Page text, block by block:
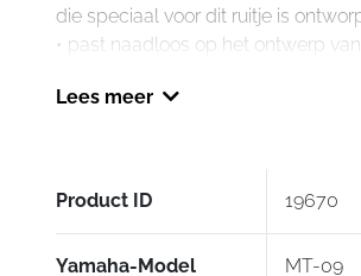
die speciaal voor dit ruitje is
• past naadloos op het ontwerp
• met MT-09 logo
prijs: €164,50
origineel accessoire nummer
Lees meer
Product ID 19670
Yamaha-Model MT-09